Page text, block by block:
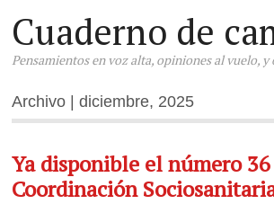
Cuaderno de
Pensamientos en voz alta, opiniones al vuelo, y
Archivo | diciembre, 2025
Ya disponible el número
Coordinación